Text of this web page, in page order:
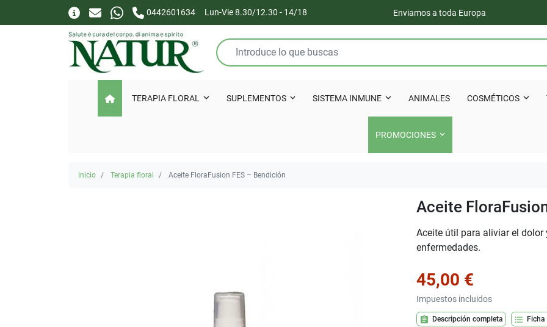
0442601634 Lun-Vie 8.30/12.30 - 14/18 Enviamos a toda Europa
TERAPIA FLORAL SUPLEMENTOS SISTEMA INMUNE ANIMALES COSMÉTICOS
PROMOCIONES
Inicio Terapia floral Aceite FloraFusion FES – Bendición
Aceite
Aceite útil para aliviar el
enfermedades.
45,00 €
Impuestos incluidos
assignment Descripción completa format_list_bulleted